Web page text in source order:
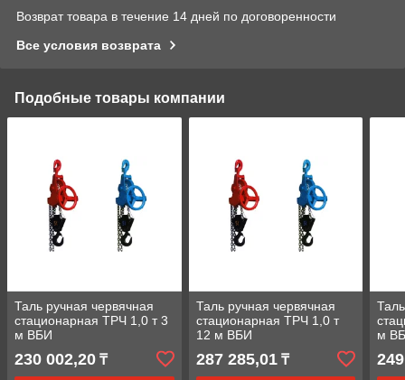
Возврат товара в течение 14 дней по договоренности
Все условия возврата
Подобные товары компании
Таль ручная червячная
стационарная ТРЧ 1,0 т 3
м ВБИ
230 002,20 ₸
Таль ручная червячная
стационарная ТРЧ 1,0 т
12 м ВБИ
287 285,01₸
м